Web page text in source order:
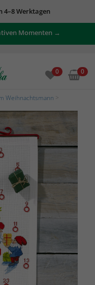
Werktagen
Momenten →
0 0
Weihnachtsmann